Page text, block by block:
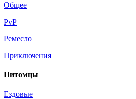
Общее
PvP
Ремесло
Приключения
Питомцы
Ездовые